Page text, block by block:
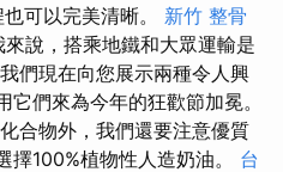
可以完美清晰。 新竹 整骨
來說，搭乘地鐵和大眾運輸是
們現在向您展示兩種令人興
們來為今年的狂歡節加冕。
合物外，我們還要注意優質
擇100%植物性人造奶油。 台